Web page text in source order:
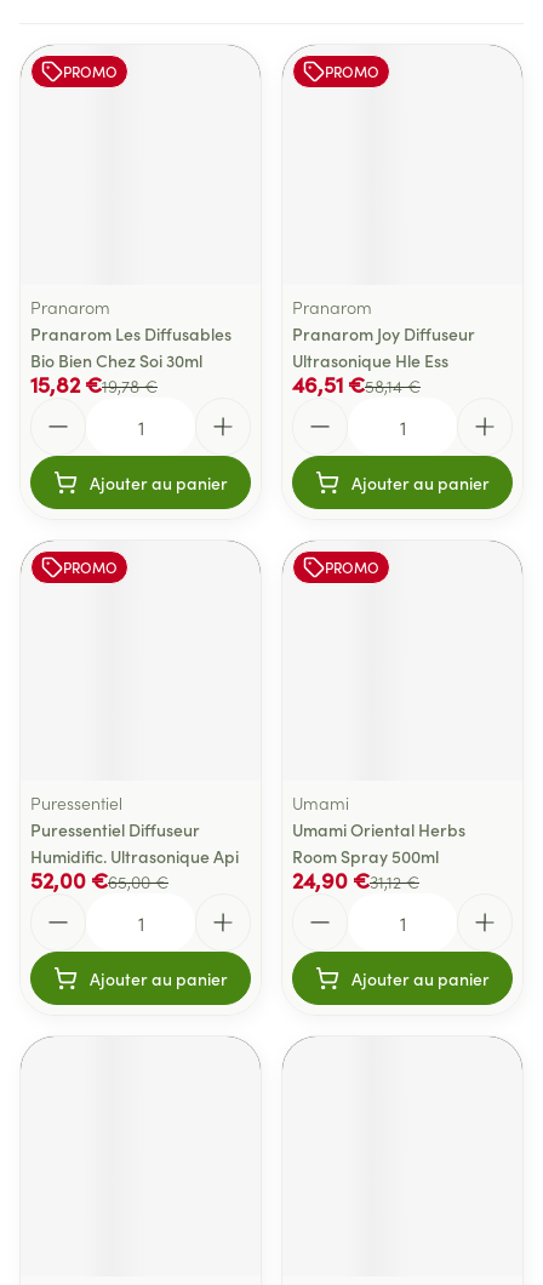
PROMO
Pranarom
Pranarom Les Diffusables
Bio Bien Chez Soi 30ml
19,78 €
15,82 €
Ajouter au panier
PROMO
Pranarom
Pranarom Joy Diffuseur
Ultrasonique Hle Ess
58,14 €
46,51 €
Ajouter au panier
PROMO
Puressentiel
Puressentiel Diffuseur
Humidific. Ultrasonique Api
65,00 €
52,00 €
Ajouter au panier
PROMO
Umami
Umami Oriental Herbs
Room Spray 500ml
31,12 €
24,90 €
Ajouter au panier